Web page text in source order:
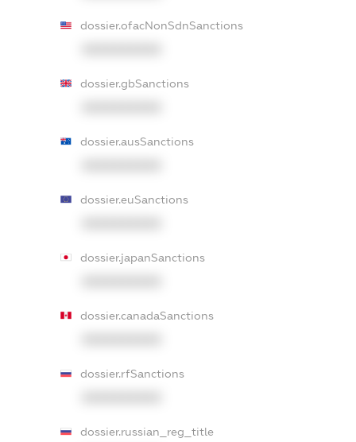
dossier.ofacNonSdnSanctions
dossier.gbSanctions
dossier.ausSanctions
dossier.euSanctions
dossier.japanSanctions
dossier.canadaSanctions
dossier.rfSanctions
dossier.russian_reg_title